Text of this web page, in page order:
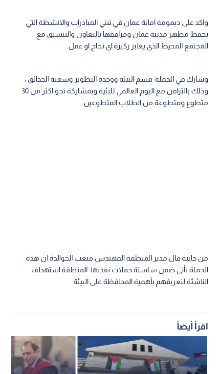
واكد على ديمومة امانة عمان في تبني المبادرات والانشطة التي
تحفظ مظهر مدينة عمان ومرافقها بالتعاون والتنسيق مع
المجتمع المحيط الذي يعابر ركيزة اي نجاح او عمل.
وشارك في الحملة قسم البيئة ووحدة التطوير وشعبة الحدائق ،
وذلك بالتزامن مع اليوم العالمي للبئية وبمشاركة نحو اكثر من 30
متطوع ومتطوعة من الطلاب المتطوعين.
من جانبه قال مدير المنطقة المهندس متعب الخوالدة ان هذه
الحملة تأتي ضمن سلسلة حملات نفذتها المنطقة استهداف
الناشئة لتعريفهم بأهمية المحافظة على البيئة
اقرأ أيضاً